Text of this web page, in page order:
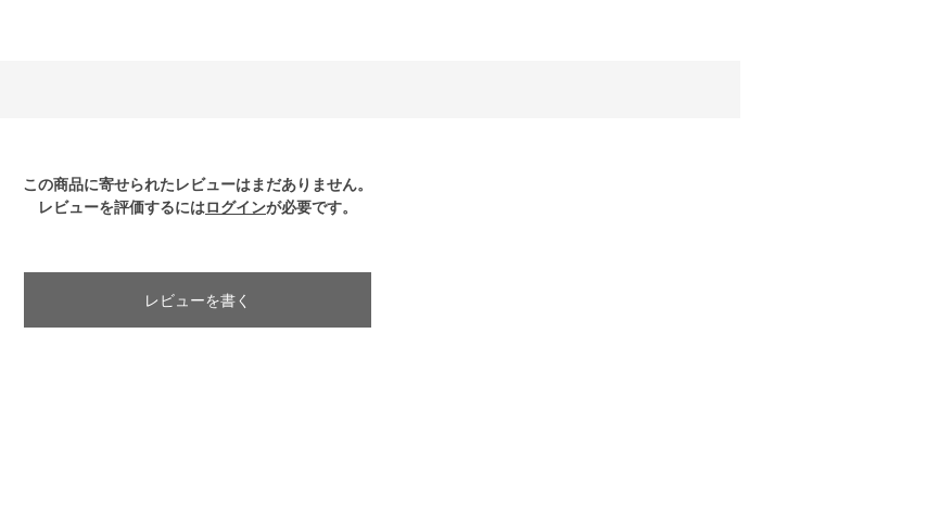
この商品に寄せられたレビューはまだありません。
レビューを評価するにはログインが必要です。
レビューを書く